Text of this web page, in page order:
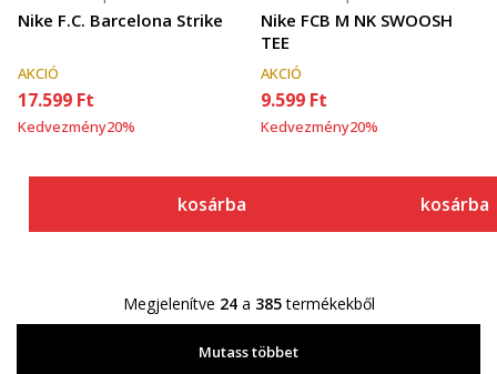
Nike F.C. Barcelona Strike
AKCIÓ
17.599 Ft
Kedvezmény20%
kosárba
Nike FCB M NK SWOOSH
TEE
AKCIÓ
9.599 Ft
Kedvezmény20%
kosárba
Megjelenítve 24a 385termékekből
Mutass többet